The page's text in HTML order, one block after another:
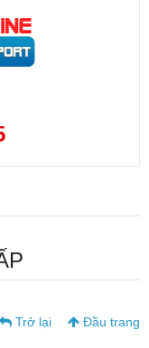
Trở lại Đầu trang